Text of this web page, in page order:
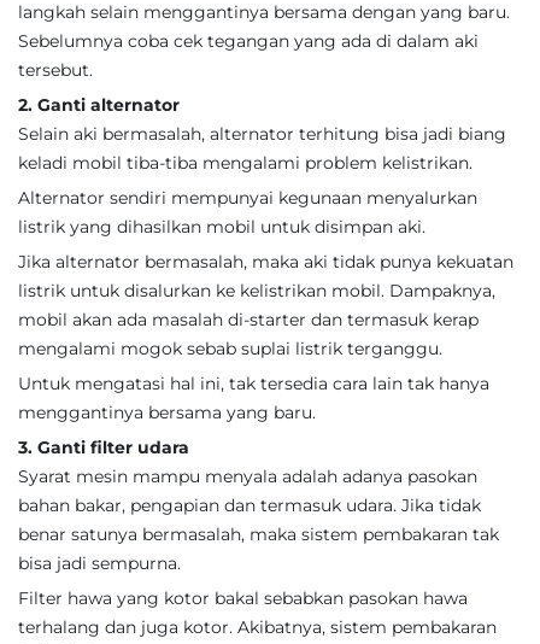
langkah selain menggantinya bersama dengan yang baru.
Sebelumnya coba cek tegangan yang ada di dalam aki
tersebut.
2. Ganti alternator
Selain aki bermasalah, alternator terhitung bisa jadi biang
keladi mobil tiba-tiba mengalami problem kelistrikan.
Alternator sendiri mempunyai kegunaan menyalurkan
listrik yang dihasilkan mobil untuk disimpan aki.
Jika alternator bermasalah, maka aki tidak punya kekuatan
listrik untuk disalurkan ke kelistrikan mobil. Dampaknya,
mobil akan ada masalah di-starter dan termasuk kerap
mengalami mogok sebab suplai listrik terganggu.
Untuk mengatasi hal ini, tak tersedia cara lain tak hanya
menggantinya bersama yang baru.
3. Ganti filter udara
Syarat mesin mampu menyala adalah adanya pasokan
bahan bakar, pengapian dan termasuk udara. Jika tidak
benar satunya bermasalah, maka sistem pembakaran tak
bisa jadi sempurna.
Filter hawa yang kotor bakal sebabkan pasokan hawa
terhalang dan juga kotor. Akibatnya, sistem pembakaran